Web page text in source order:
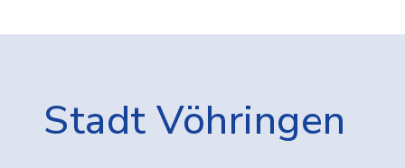
Stadt Vöhringen